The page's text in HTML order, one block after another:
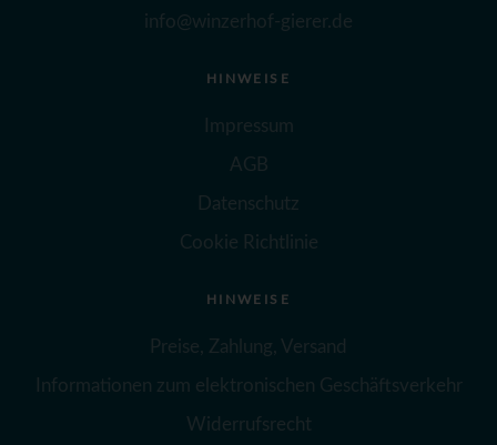
info@winzerhof-gierer.de
HINWEISE
Impressum
AGB
Datenschutz
Cookie Richtlinie
HINWEISE
Preise, Zahlung, Versand
Informationen zum elektronischen Geschäftsverkehr
Widerrufsrecht